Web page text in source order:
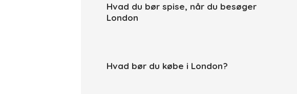
Hvad du bør spise, når du besøger
London
Hvad bør du købe i London?